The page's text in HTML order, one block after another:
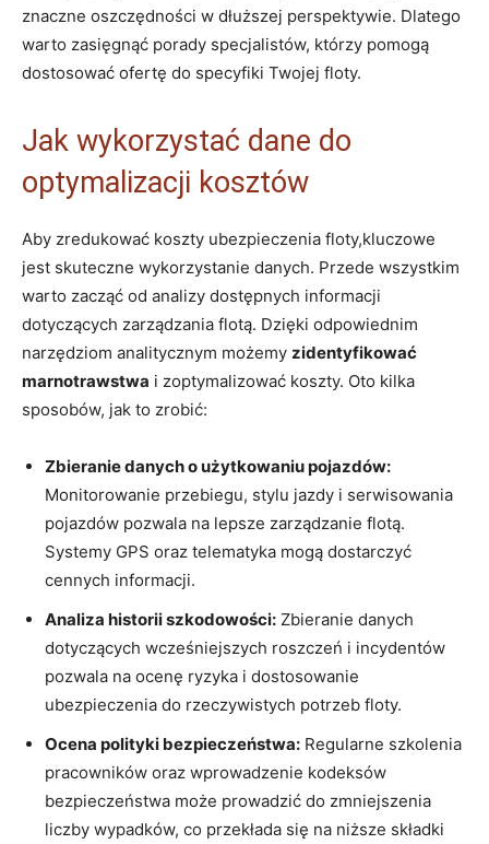
znaczne oszczędności w dłuższej perspektywie. Dlatego
warto zasięgnąć porady specjalistów, którzy pomogą
dostosować ofertę do specyfiki Twojej floty.
Jak wykorzystać dane do
optymalizacji kosztów
Aby zredukować koszty ubezpieczenia floty,kluczowe
jest skuteczne wykorzystanie danych. Przede wszystkim
warto zacząć od analizy dostępnych informacji
dotyczących zarządzania flotą. Dzięki odpowiednim
narzędziom analitycznym możemy zidentyfikować
marnotrawstwa i zoptymalizować koszty. Oto kilka
sposobów, jak to zrobić:
Zbieranie danych o użytkowaniu pojazdów:
Monitorowanie przebiegu, stylu jazdy i serwisowania
pojazdów pozwala na lepsze zarządzanie flotą.
Systemy GPS oraz telematyka mogą dostarczyć
cennych informacji.
Analiza historii szkodowości: Zbieranie danych
dotyczących wcześniejszych roszczeń i incydentów
pozwala na ocenę ryzyka i dostosowanie
ubezpieczenia do rzeczywistych potrzeb floty.
Ocena polityki bezpieczeństwa: Regularne szkolenia
pracowników oraz wprowadzenie kodeksów
bezpieczeństwa może prowadzić do zmniejszenia
liczby wypadków, co przekłada się na niższe składki